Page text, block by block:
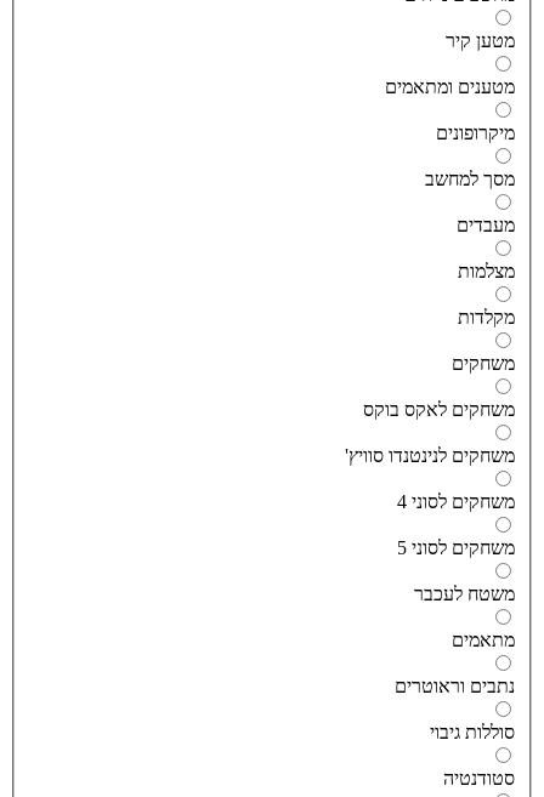
קיר
ומתאמים
למחשב
לאקס בוקס
לנינטנדו סוויץ'
לסוני 4
לסוני 5
לעכבר
וראוטרים
גיבוי